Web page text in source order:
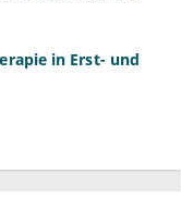
in Erst- und